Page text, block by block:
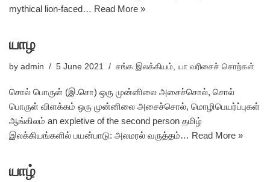
mythical lion-faced… Read More »
யாழ
by admin 5 June 2021 சங்க இலக்கியம் யா வரிசைச் சொற்கள்
சொல் பொருள் (இ.சொ) ஒரு முன்னிலை அசைச்சொல், சொல்
பொருள் விளக்கம் ஒரு முன்னிலை அசைச்சொல், மொழிபெயர்ப்புகள்
ஆங்கிலம் an expletive of the second person தமிழ்
இலக்கியங்களில் பயன்பாடு: அலமரல் வருத்தம்… Read More »
யாழ்